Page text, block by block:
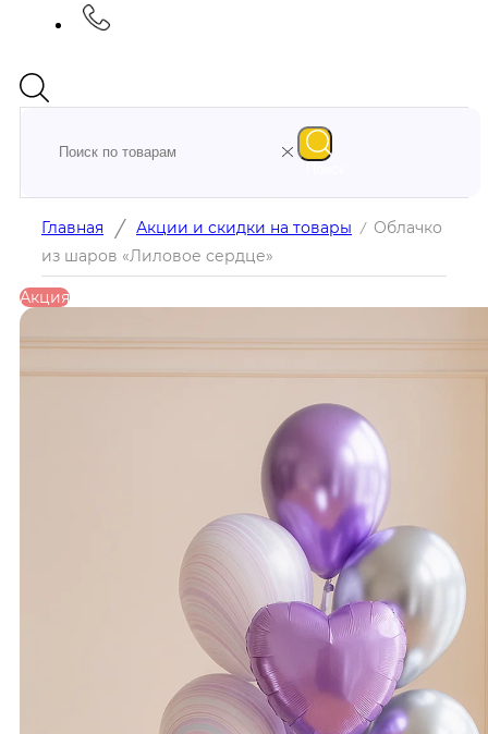
Главная / Акции и скидки на товары / Облачко
из шаров «Лиловое сердце»
Акция